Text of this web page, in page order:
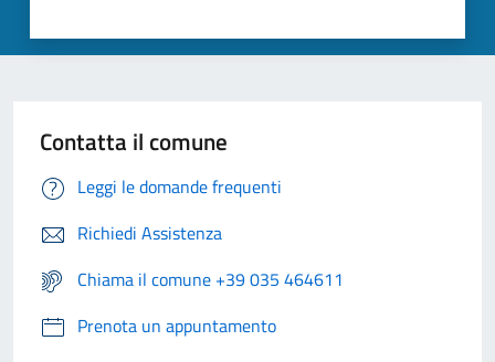
Contatta il comune
Leggi le domande frequenti
Richiedi Assistenza
Chiama il comune +39 035 464611
Prenota un appuntamento